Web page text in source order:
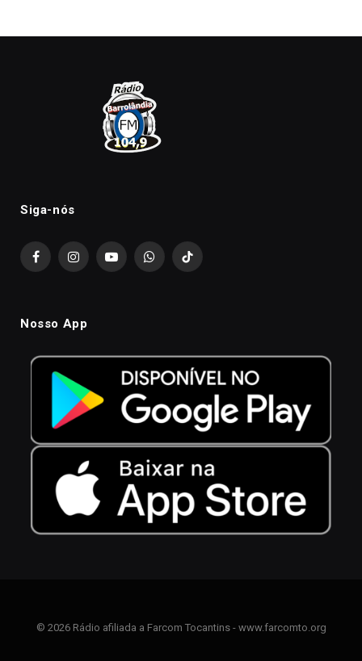
Siga-nós
FacebookInstagramYouTubeWhatsAppTikTok
Nosso App
© 2026 Rádio afiliada a Farcom Tocantins - www.farcomto.org